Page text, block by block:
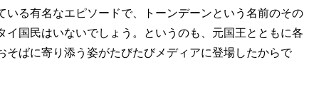
いる有名なエピソードで、トーンデーンという名前のその
イ国民はいないでしょう。というのも、元国王とともに各
そばに寄り添う姿がたびたびメディアに登場したからで